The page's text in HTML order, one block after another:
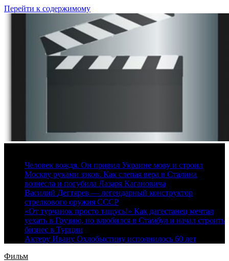
Перейти к содержимому
Человек вождя. Он привил Украине мову и строил
Москву руками зэков. Как слепая вера в Сталина
вознесла и погубила Лазаря Кагановича
Василий Дегтярев — легендарный конструктор
стрелкового оружия СССР
«От турчанок просто тащусь!» Как дагестанец мечтал
уехать в Грузию, но влюбился в Стамбул и начал строить
бизнес в Турции
Актеру Ивану Охлобыстину исполнилось 60 лет
Фильм